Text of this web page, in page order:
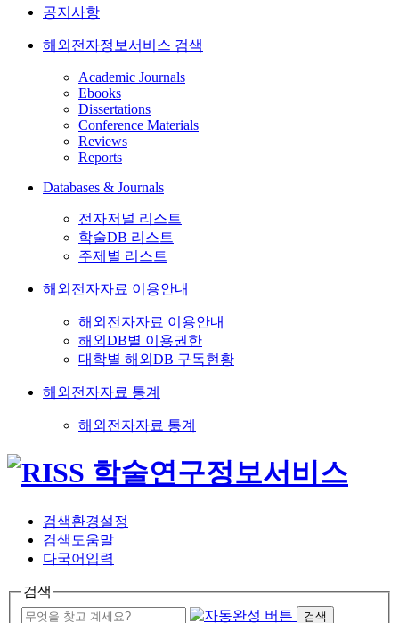
공지사항
해외전자정보서비스 검색
Academic Journals
Ebooks
Dissertations
Conference Materials
Reviews
Reports
Databases & Journals
전자저널 리스트
학술DB 리스트
주제별 리스트
해외전자자료 이용안내
해외전자자료 이용안내
해외DB별 이용권한
대학별 해외DB 구독현황
해외전자자료 통계
해외전자자료 통계
검색환경설정
검색도움말
다국어입력
검색
검색